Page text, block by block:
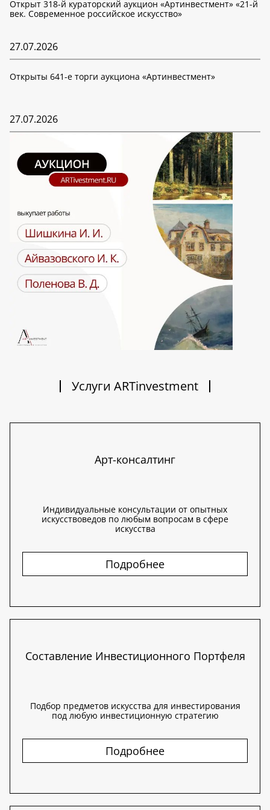
Открыт 318-й кураторский аукцион «Артинвестмент» «21-й
век. Современное российское искусство»
27.07.2026
Открыты 641-е торги аукциона «Артинвестмент»
27.07.2026
Услуги ARTinvestment
Арт-консалтинг
Индивидуальные консультации от опытных
искусствоведов по любым вопросам в сфере
искусства
Подробнее
Составление Инвестиционного Портфеля
Подбор предметов искусства для инвестирования
под любую инвестиционную стратегию
Подробнее